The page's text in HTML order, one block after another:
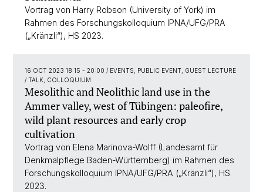
Vortrag von Harry Robson (University of York) im
Rahmen des Forschungskolloquium IPNA/UFG/PRA
(„Kränzli“), HS 2023.
16 OCT 2023 18:15 - 20:00 / EVENTS, PUBLIC EVENT, GUEST LECTURE
/ TALK, COLLOQUIUM
Mesolithic and Neolithic land use in the
Ammer valley, west of Tübingen: paleofire,
wild plant resources and early crop
cultivation
Vortrag von Elena Marinova-Wolff (Landesamt für
Denkmalpflege Baden-Württemberg) im Rahmen des
Forschungskolloquium IPNA/UFG/PRA („Kränzli“), HS
2023.